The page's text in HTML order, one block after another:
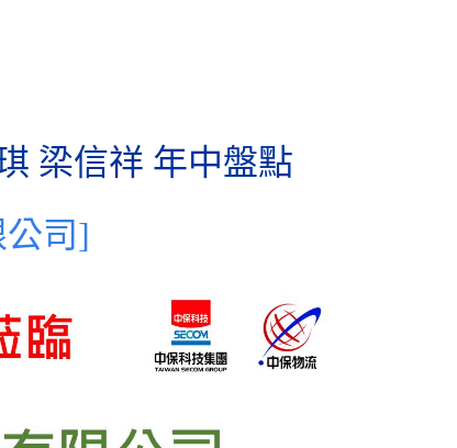
梁信祥 年中盤點
司]